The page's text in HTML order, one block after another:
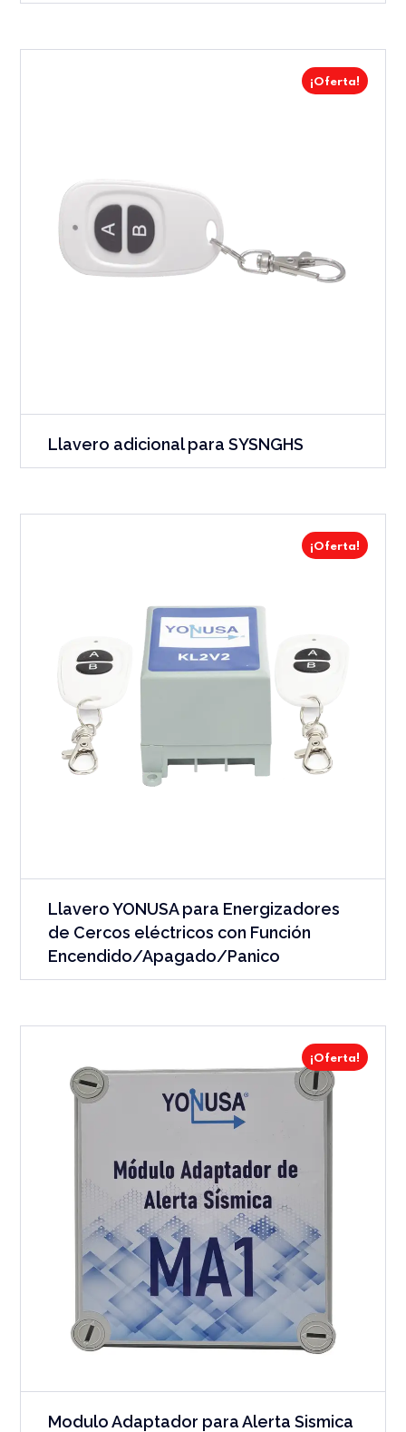
¡Oferta!
Llavero adicional para SYSNGHS
¡Oferta!
Llavero YONUSA para Energizadores
de Cercos eléctricos con Función
Encendido/Apagado/Panico
¡Oferta!
Modulo Adaptador para Alerta Sismica